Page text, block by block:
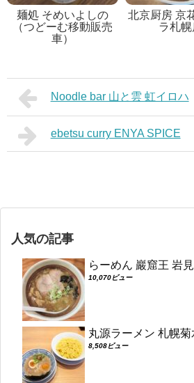
麺処 そめいよしの
（つどーむ移動販売
車）
北京厨房 京
ラ札
Noodle bar 山と雲 虹イロハ
ebetsu curry ENYA SPICE
人気の記事
らーめん 巖窟王 岩
10,070ビュー
丸源ラーメン 札幌
8,508ビュー